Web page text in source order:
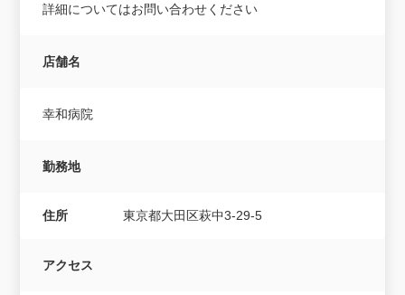
詳細についてはお問い合わせください
店舗名
幸和病院
勤務地
住所 東京都大田区萩中3-29-5
アクセス